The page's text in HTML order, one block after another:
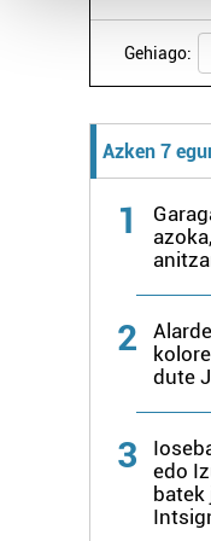
Guk eta gure
prozesatzen ditugu,
pertsonalizatuak
erabiltzen dituen
bazkideen zerrenda,
duten interes
Lortu zure datu
buruzko informazio
datuen atalean.
Gehiago:
Azken 7
1
2
dute
3
edo
batek